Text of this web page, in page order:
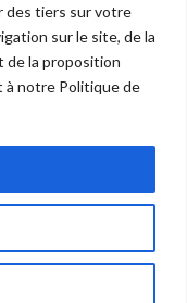
des tiers sur votre
sur le site, de la
de la proposition
à notre Politique de
réservés |